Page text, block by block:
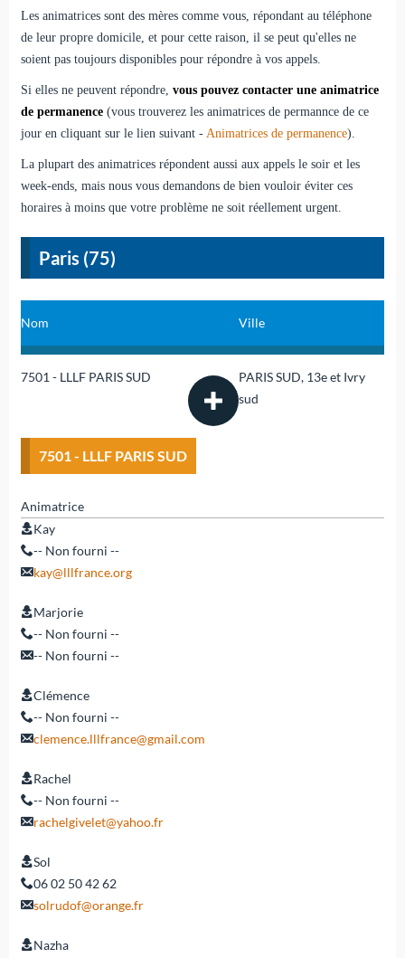
Les animatrices sont des mères comme vous, répondant au téléphone
de leur propre domicile, et pour cette raison, il se peut qu'elles ne
soient pas toujours disponibles pour répondre à vos appels.
Si elles ne peuvent répondre, vous pouvez contacter une animatrice
de permanence(vous trouverez les animatrices de permannce de ce
jour en cliquant sur le lien suivant - Animatrices de permanence).
La plupart des animatrices répondent aussi aux appels le soir et les
week-ends, mais nous vous demandons de bien vouloir éviter ces
horaires à moins que votre problème ne soit réellement urgent.
Paris (75)
Nom Ville
7501 - LLLF PARIS SUD
PARIS SUD, 13e et Ivry
sud
7501 - LLLF PARIS SUD
Animatrice
Kay
-- Non fourni --
kay@lllfrance.org
Marjorie
-- Non fourni --
-- Non fourni --
Clémence
-- Non fourni --
clemence.lllfrance@gmail.com
Rachel
-- Non fourni --
rachelgivelet@yahoo.fr
Sol
06 02 50 42 62
solrudof@orange.fr
Nazha